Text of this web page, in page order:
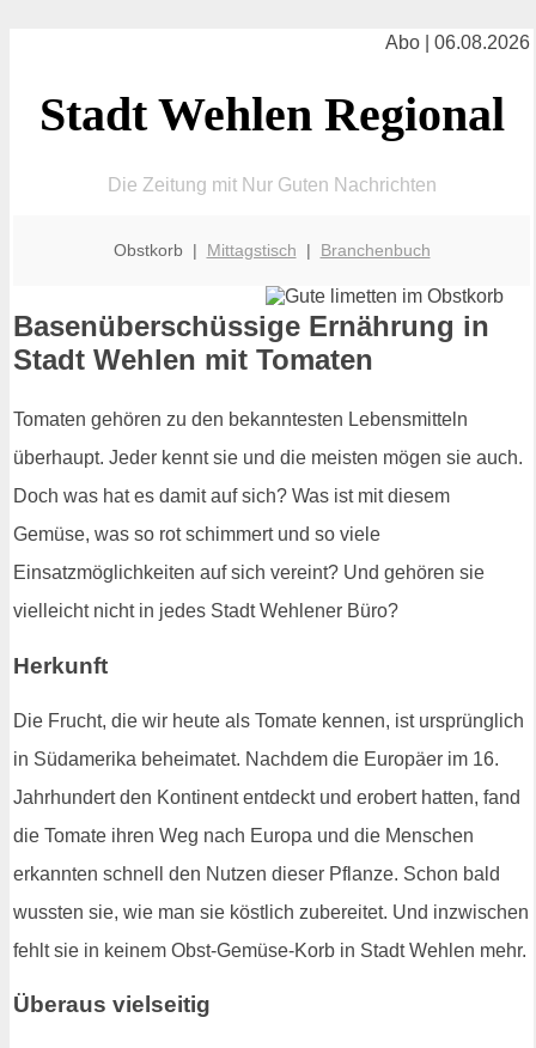
Abo | 06.08.2026
Stadt Wehlen Regional
Die Zeitung mit Nur Guten Nachrichten
Obstkorb | Mittagstisch | Branchenbuch
Basenüberschüssige Ernährung in
Stadt Wehlen mit Tomaten
Tomaten gehören zu den bekanntesten Lebensmitteln
überhaupt. Jeder kennt sie und die meisten mögen sie auch.
Doch was hat es damit auf sich? Was ist mit diesem
Gemüse, was so rot schimmert und so viele
Einsatzmöglichkeiten auf sich vereint? Und gehören sie
vielleicht nicht in jedes Stadt Wehlener Büro?
Herkunft
Die Frucht, die wir heute als Tomate kennen, ist ursprünglich
in Südamerika beheimatet. Nachdem die Europäer im 16.
Jahrhundert den Kontinent entdeckt und erobert hatten, fand
die Tomate ihren Weg nach Europa und die Menschen
erkannten schnell den Nutzen dieser Pflanze. Schon bald
wussten sie, wie man sie köstlich zubereitet. Und inzwischen
fehlt sie in keinem Obst-Gemüse-Korb in Stadt Wehlen mehr.
Überaus vielseitig